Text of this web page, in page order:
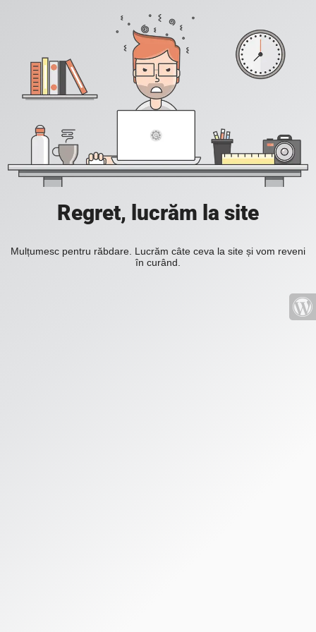
Regret, lucrăm la site
Mulțumesc pentru răbdare. Lucrăm câte ceva la site și vom reveni
în curând.